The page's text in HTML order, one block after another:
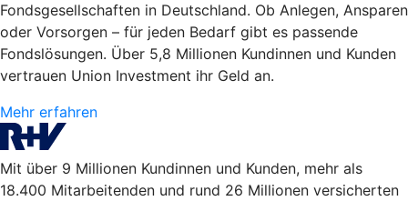
Fondsgesellschaften in Deutschland. Ob Anlegen, Ansparen
oder Vorsorgen – für jeden Bedarf gibt es passende
Fondslösungen. Über 5,8 Millionen Kundinnen und Kunden
vertrauen Union Investment ihr Geld an.
Mehr erfahren
Mit über 9 Millionen Kundinnen und Kunden, mehr als
18.400 Mitarbeitenden und rund 26 Millionen versicherten